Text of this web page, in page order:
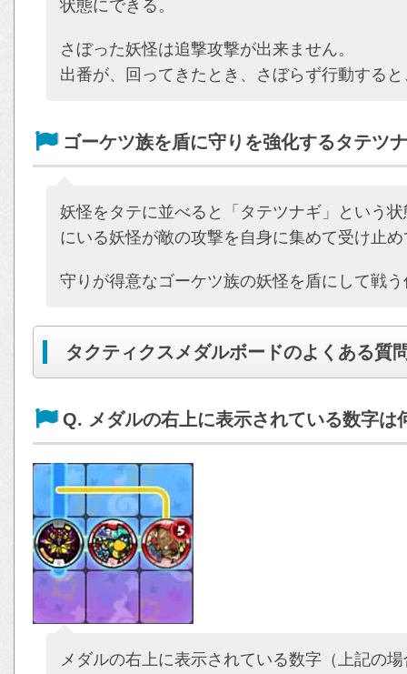
状態にできる。
さぼった妖怪は追撃攻撃が出来ません。
出番が、回ってきたとき、さぼらず行動する
ゴーケツ族を盾に守りを強化するタテツ
妖怪をタテに並べると「タテツナギ」という
にいる妖怪が敵の攻撃を自身に集めて受け止
守りが得意なゴーケツ族の妖怪を盾にして戦
タクティクスメダルボードのよくある質
Q. メダルの右上に表示されている数字は
メダルの右上に表示されている数字（上記の